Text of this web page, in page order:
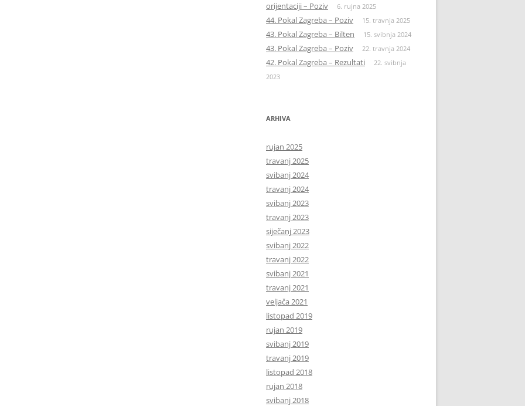
orijentaciji – Poziv
6. rujna 2025
44. Pokal Zagreba – Poziv 15. travnja 2025
43. Pokal Zagreba – Bilten 15. svibnja 2024
43. Pokal Zagreba – Poziv 22. travnja 2024
42. Pokal Zagreba – Rezultati
22. svibnja
2023
ARHIVA
rujan 2025
travanj 2025
svibanj 2024
travanj 2024
svibanj 2023
travanj 2023
siječanj 2023
svibanj 2022
travanj 2022
svibanj 2021
travanj 2021
veljača 2021
listopad 2019
rujan 2019
svibanj 2019
travanj 2019
listopad 2018
rujan 2018
svibanj 2018